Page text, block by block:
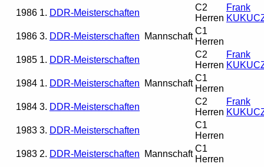
1986 1. DDR-Meisterschaften
C2
Herren
Frank
1986 3. DDR-Meisterschaften Mannschaft
C1
Herren
1985 1. DDR-Meisterschaften
C2
Herren
Frank
1984 1. DDR-Meisterschaften Mannschaft
C1
Herren
1984 3. DDR-Meisterschaften
C2
Herren
Frank
1983 3. DDR-Meisterschaften
C1
Herren
1983 2. DDR-Meisterschaften Mannschaft
C1
Herren